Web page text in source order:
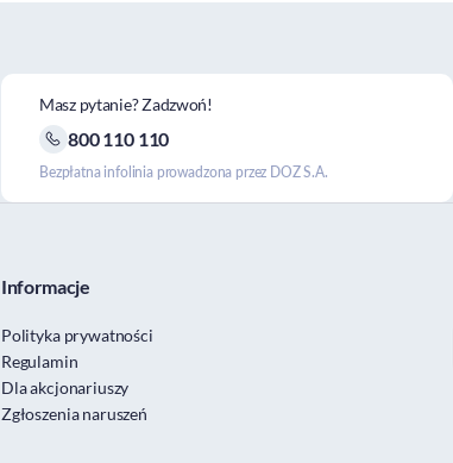
Masz pytanie? Zadzwoń!
800 110 110
Bezpłatna infolinia prowadzona przez DOZ S.A.
Informacje
Polityka prywatności
Regulamin
Dla akcjonariuszy
Zgłoszenia naruszeń